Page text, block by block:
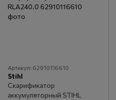
Артикул: 62910116610
Stihl
Скарификатор
аккумуляторный STIHL